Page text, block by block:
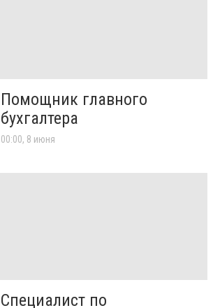
Помощник главного
бухгалтера
00:00, 8 июня
Специалист по